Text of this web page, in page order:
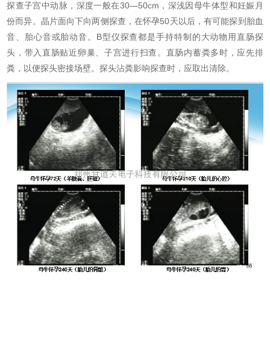
探查子宫中动脉，深度一般在30—50cm，深浅因母牛体型和妊娠月
份而异。晶片面向下向两侧探查，在怀孕50天以后，有可能探到胎血
音、胎心音或胎动音。B型仪探查都是手持特制的大动物用直肠探
头，带入直肠贴近卵巢、子宫进行扫查。直肠内蓄粪多时，应先排
粪，以便探头密接场壁。探头沾粪影响探查时，应取出清除。